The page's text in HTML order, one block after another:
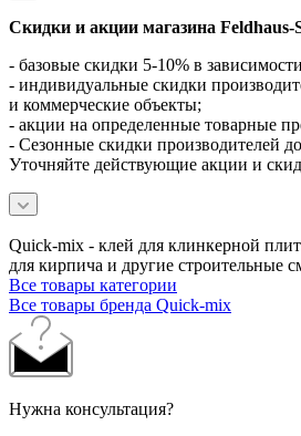
Скидки и акции магазина Feldhaus-
- базовые скидки 5-10% в
- индивидуальные скидки
и коммерческие объекты;
- акции на определенные товарные
- Сезонные скидки производителей
Уточняйте действующие акции и
Quick-mix - клей для клинкерной
для кирпича и другие строительные
Все товары категории
Все товары бренда Quick-mix
Нужна консультация?